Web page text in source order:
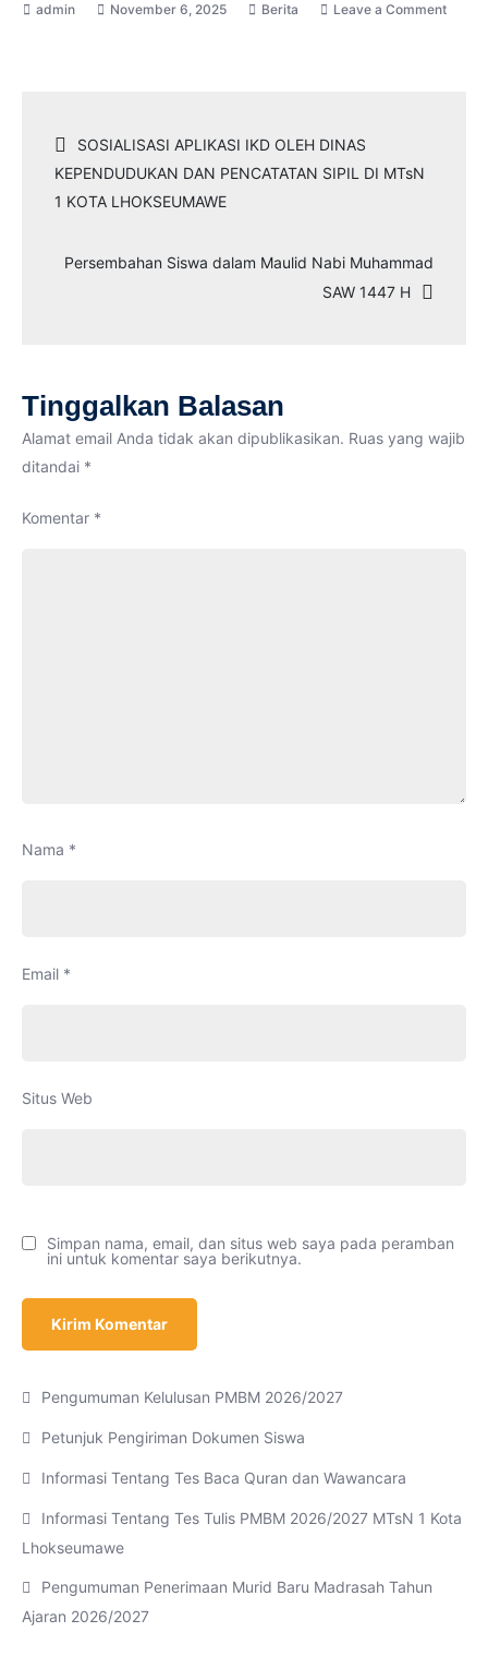
November 6, 2025 Berita
Leave a Comment
Muhammad
Navigasi
pos
SOSIALISASI APLIKASI IKD OLEH DINAS
KEPENDUDUKAN DAN PENCATATAN SIPIL DI MTsN
1 KOTA LHOKSEUMAWE
Persembahan Siswa dalam Maulid Nabi Muhammad
SAW 1447 H
Tinggalkan Balasan
Alamat email Anda tidak akan dipublikasikan. Ruas yang wajib
ditandai *
Komentar *
Nama *
Email *
Situs Web
Simpan nama, email, dan situs web saya pada peramban
ini untuk komentar saya berikutnya.
Pengumuman Kelulusan PMBM 2026/2027
Petunjuk Pengiriman Dokumen Siswa
Informasi Tentang Tes Baca Quran dan Wawancara
Informasi Tentang Tes Tulis PMBM 2026/2027 MTsN 1 Kota
Lhokseumawe
Pengumuman Penerimaan Murid Baru Madrasah Tahun
Ajaran 2026/2027